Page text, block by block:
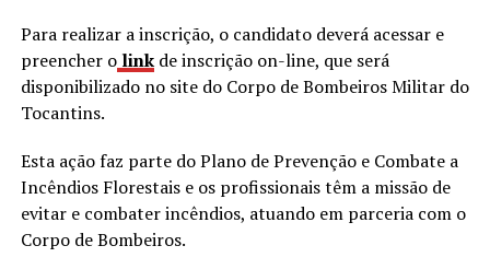
Para realizar a inscrição, o candidato deverá acessar e
preencher o linkde inscrição on-line, que será
disponibilizado no site do Corpo de Bombeiros Militar do
Tocantins.
Esta ação faz parte do Plano de Prevenção e Combate a
Incêndios Florestais e os profissionais têm a missão de
evitar e combater incêndios, atuando em parceria com o
Corpo de Bombeiros.